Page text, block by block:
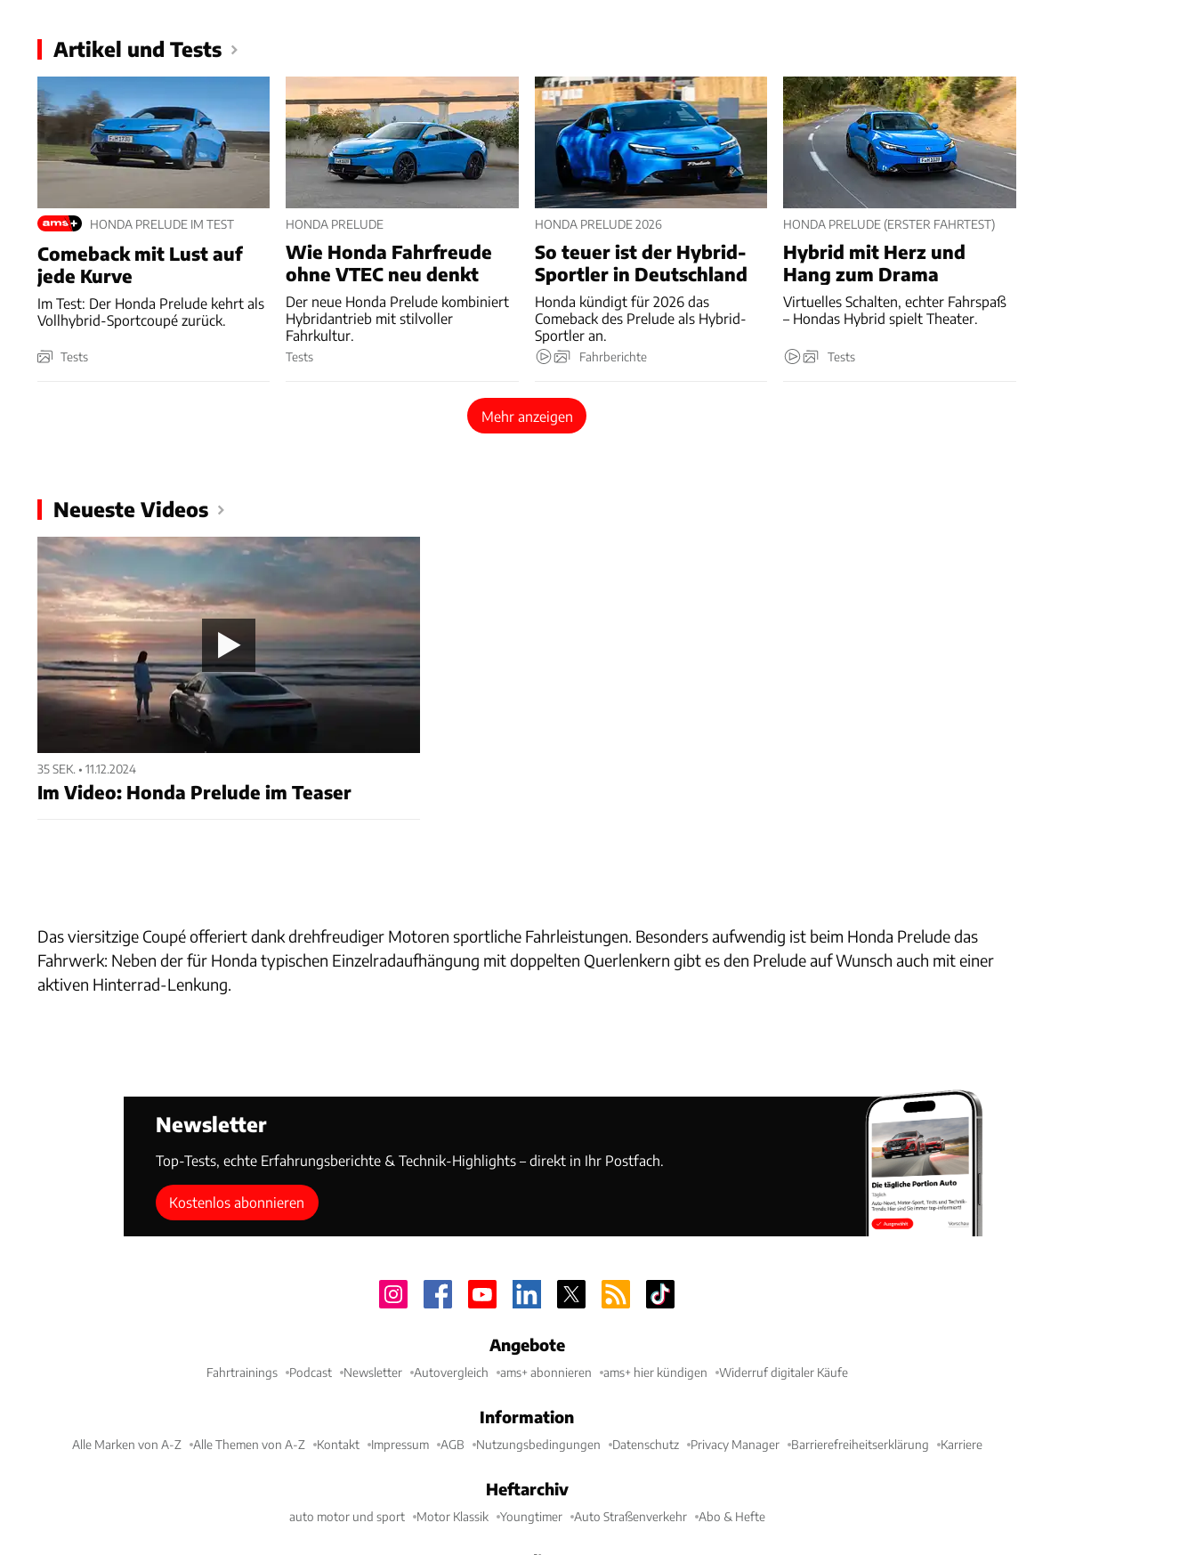
Artikel und Tests
HONDA PRELUDE IM TEST
Comeback mit Lust auf
jede Kurve
Im Test: Der Honda Prelude kehrt als
Vollhybrid-Sportcoupé zurück.
Tests
HONDA PRELUDE
Wie Honda Fahrfreude
ohne VTEC neu denkt
Der neue Honda Prelude kombiniert
Hybridantrieb mit stilvoller
Fahrkultur.
Tests
HONDA PRELUDE 2026
So teuer ist der Hybrid-
Sportler in Deutschland
Honda kündigt für 2026 das
Comeback des Prelude als Hybrid-
Sportler an.
Fahrberichte
HONDA PRELUDE (ERSTER FAHRTEST)
Hybrid mit Herz und
Hang zum Drama
Virtuelles Schalten, echter Fahrspaß
– Hondas Hybrid spielt Theater.
Tests
Mehr anzeigen
Neueste Videos
35 SEK. • 11.12.2024
Im Video: Honda Prelude im Teaser
Das viersitzige Coupé offeriert dank drehfreudiger Motoren sportliche Fahrleistungen. Besonders aufwendig ist beim Honda Prelude das
Fahrwerk: Neben der für Honda typischen Einzelradaufhängung mit doppelten Querlenkern gibt es den Prelude auf Wunsch auch mit einer
aktiven Hinterrad-Lenkung.
Newsletter
Top-Tests, echte Erfahrungsberichte & Technik-Highlights – direkt in Ihr Postfach.
Kostenlos abonnieren
Angebote
Fahrtrainings Podcast Newsletter Autovergleich ams+ abonnieren ams+ hier kündigen Widerruf digitaler Käufe
Information
Alle Marken von A-Z Alle Themen von A-Z Kontakt Impressum AGB Nutzungsbedingungen Datenschutz Privacy Manager Barrierefreiheitserklärung Karriere
Heftarchiv
auto motor und sport Motor Klassik Youngtimer Auto Straßenverkehr Abo & Hefte